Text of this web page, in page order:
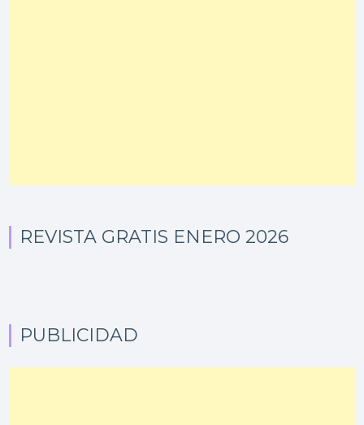
REVISTA GRATIS ENERO 2026
PUBLICIDAD